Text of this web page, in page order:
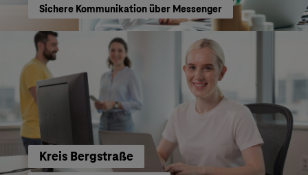
Sichere Kommunikation über Messenger
Kreis Bergstraße